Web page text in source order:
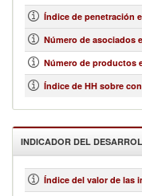
Índice de penetración
Número de asociados
Número de productos
Índice de HH sobre
INDICADOR DEL
Índice del valor de las